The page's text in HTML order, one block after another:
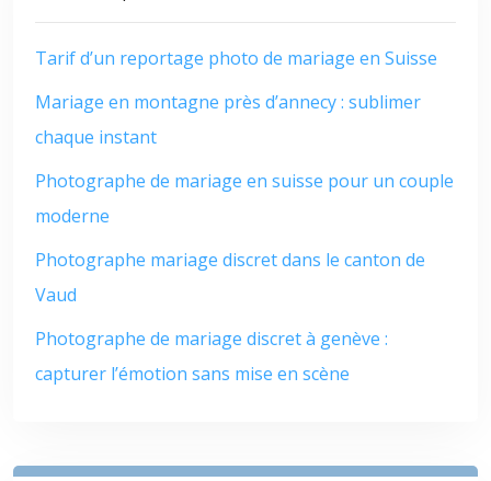
Tarif d’un reportage photo de mariage en Suisse
Mariage en montagne près d’annecy : sublimer
chaque instant
Photographe de mariage en suisse pour un couple
moderne
Photographe mariage discret dans le canton de
Vaud
Photographe de mariage discret à genève :
capturer l’émotion sans mise en scène